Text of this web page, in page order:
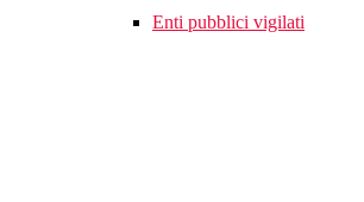
Enti pubblici vigilati